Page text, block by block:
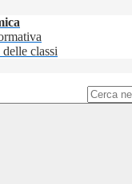
classi